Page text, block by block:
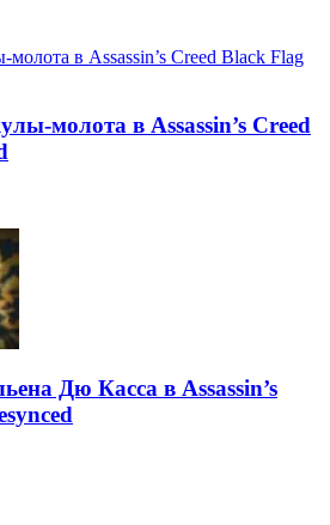
молота в Assassin’s Creed
Дю Касса в Assassin’s